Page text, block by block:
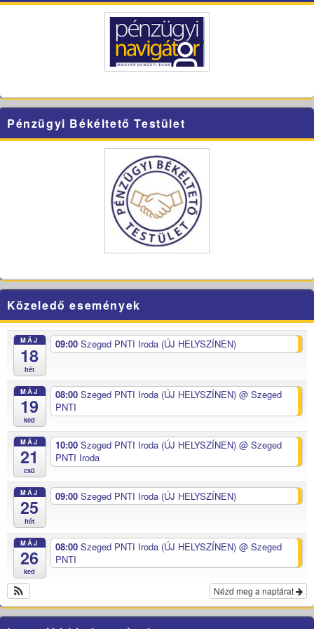
Pénzügyi Békéltető Testület
Közeledő események
MÁJ
18
hét
09:00 Szeged PNTI Iroda (ÚJ HELYSZÍNEN)
MÁJ
19
ked
08:00 Szeged PNTI Iroda (ÚJ HELYSZÍNEN) @ Szeged
PNTI
MÁJ
21
csü
10:00 Szeged PNTI Iroda (ÚJ HELYSZÍNEN) @ Szeged
PNTI Iroda
MÁJ
25
hét
09:00 Szeged PNTI Iroda (ÚJ HELYSZÍNEN)
MÁJ
26
ked
08:00 Szeged PNTI Iroda (ÚJ HELYSZÍNEN) @ Szeged
PNTI
Nézd meg a naptárat